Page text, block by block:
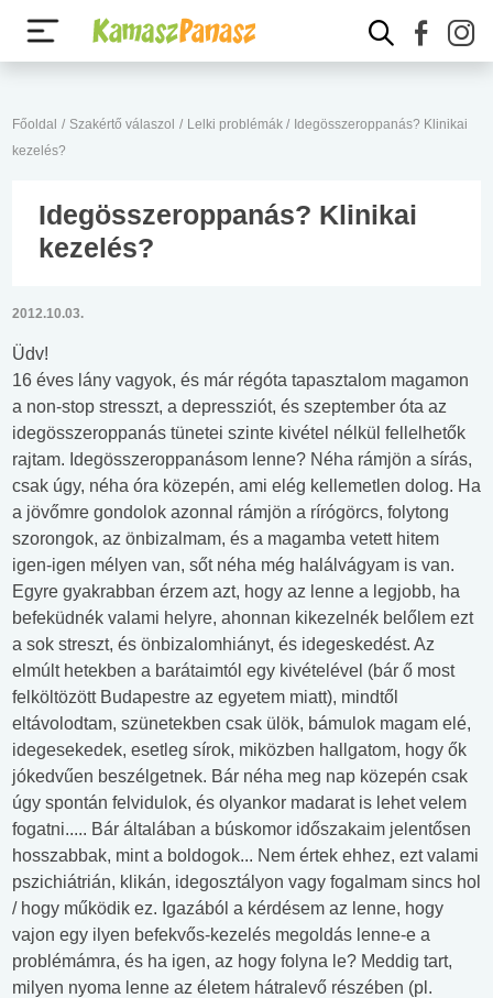
Főoldal / Szakértő válaszol / Lelki problémák / Idegösszeroppanás? Klinikai
kezelés?
Idegösszeroppanás? Klinikai
kezelés?
2012.10.03.
Üdv!
16 éves lány vagyok, és már régóta tapasztalom magamon
a non-stop stresszt, a depressziót, és szeptember óta az
idegösszeroppanás tünetei szinte kivétel nélkül fellelhetők
rajtam. Idegösszeroppanásom lenne? Néha rámjön a sírás,
csak úgy, néha óra közepén, ami elég kellemetlen dolog. Ha
a jövőmre gondolok azonnal rámjön a rírógörcs, folytong
szorongok, az önbizalmam, és a magamba vetett hitem
igen-igen mélyen van, sőt néha még halálvágyam is van.
Egyre gyakrabban érzem azt, hogy az lenne a legjobb, ha
befeküdnék valami helyre, ahonnan kikezelnék belőlem ezt
a sok streszt, és önbizalomhiányt, és idegeskedést. Az
elmúlt hetekben a barátaimtól egy kivételével (bár ő most
felköltözött Budapestre az egyetem miatt), mindtől
eltávolodtam, szünetekben csak ülök, bámulok magam elé,
idegesekedek, esetleg sírok, miközben hallgatom, hogy ők
jókedvűen beszélgetnek. Bár néha meg nap közepén csak
úgy spontán felvidulok, és olyankor madarat is lehet velem
fogatni..... Bár általában a búskomor időszakaim jelentősen
hosszabbak, mint a boldogok... Nem értek ehhez, ezt valami
pszichiátrián, klikán, idegosztályon vagy fogalmam sincs hol
/ hogy működik ez. Igazából a kérdésem az lenne, hogy
vajon egy ilyen befekvős-kezelés megoldás lenne-e a
problémámra, és ha igen, az hogy folyna le? Meddig tart,
milyen nyoma lenne az életem hátralevő részében (pl.